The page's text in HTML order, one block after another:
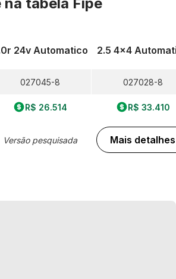
24v Automatico
027045-8
R$ 26.514
Versão pesquisada
2.5 4x4
027028-8
R$ 33.410
Mais detalhes